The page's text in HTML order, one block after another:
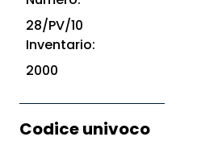
28/PV/10
Inventario:
2000
Codice univoco